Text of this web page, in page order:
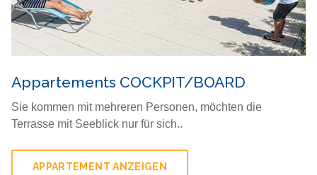
Appartements COCKPIT/BOARD
Sie kommen mit mehreren Personen, möchten die
Terrasse mit Seeblick nur für sich..
APPARTEMENT ANZEIGEN